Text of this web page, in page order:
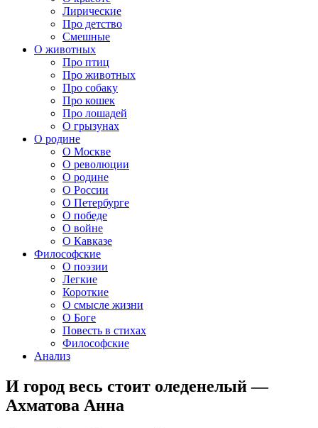
Лирические
Про детство
Смешные
О животных
Про птиц
Про животных
Про собаку
Про кошек
Про лошадей
О грызунах
О родине
О Москве
О революции
О родине
О России
О Петербурге
О победе
О войне
О Кавказе
Философские
О поэзии
Легкие
Короткие
О смысле жизни
О Боге
Повесть в стихах
Философские
Анализ
И город весь стоит оледенелый —
Ахматова Анна